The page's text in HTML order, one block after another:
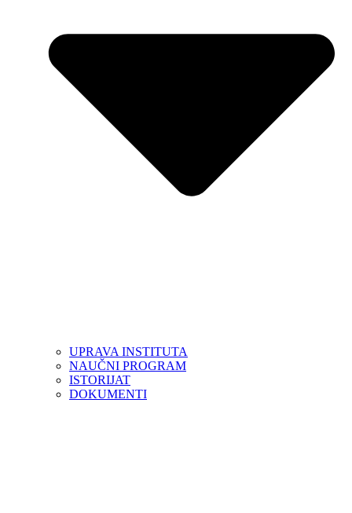
UPRAVA INSTITUTA
NAUČNI PROGRAM
ISTORIJAT
DOKUMENTI